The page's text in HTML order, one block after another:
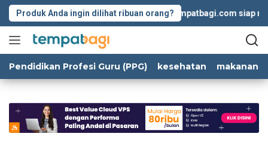
Langsung
Produk Anda ingin dilihat ribuan orang?Tempatbagi.com siap
Pendidikan Profesi Guru (PPG) kesehatan makanan